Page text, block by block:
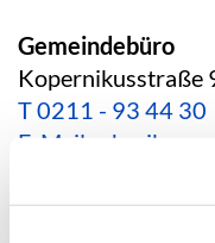
Gemeindebüro
Kopernikusstraße
T0211 - 93 44 30
E-Mail schreiben
*Aktuelle
hier*